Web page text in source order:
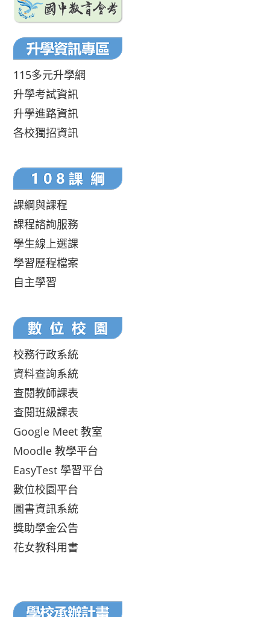
115多元升學網
升學考試資訊
升學進路資訊
各校獨招資訊
課綱與課程
課程諮詢服務
學生線上選課
學習歷程檔案
自主學習
校務行政系統
資料查詢系統
查閱教師課表
查閱班級課表
Google Meet 教室
Moodle 教學平台
EasyTest 學習平台
數位校園平台
圖書資訊系統
獎助學金公告
花女教科用書